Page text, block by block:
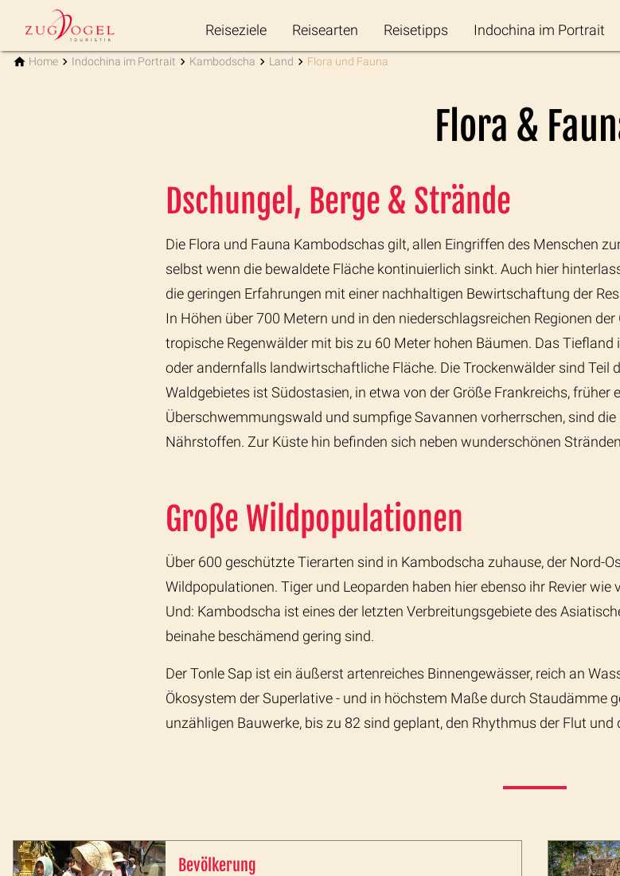
Reiseziele Reisearten Reisetipps Indochina im Portrait
Home Indochina im Portrait Kambodscha Land Flora und Fauna
Flora &
Dschungel, Berge & Strände
Die Flora und Fauna Kambodschas gilt, allen Eingriffen des Menschen
selbst wenn die bewaldete Fläche kontinuierlich sinkt. Auch hier
die geringen Erfahrungen mit einer nachhaltigen Bewirtschaftung der
In Höhen über 700 Metern und in den niederschlagsreichen Regionen
tropische Regenwälder mit bis zu 60 Meter hohen Bäumen. Das
oder andernfalls landwirtschaftliche Fläche. Die Trockenwälder sind Teil
Waldgebietes ist Südostasien, in etwa von der Größe Frankreichs, früher
Überschwemmungswald und sumpfige Savannen vorherrschen, sind
Nährstoffen. Zur Küste hin befinden sich neben wunderschönen
Große Wildpopulationen
Über 600 geschützte Tierarten sind in Kambodscha zuhause, der Nord-
Wildpopulationen. Tiger und Leoparden haben hier ebenso ihr Revier
Und: Kambodscha ist eines der letzten Verbreitungsgebiete des
beinahe beschämend gering sind.
Der Tonle Sap ist ein äußerst artenreiches Binnengewässer, reich an
Ökosystem der Superlative - und in höchstem Maße durch Staudämme
unzähligen Bauwerke, bis zu 82 sind geplant, den Rhythmus der Flut
Bevölkerung